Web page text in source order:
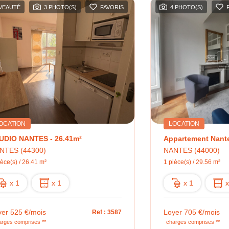
3 PHOTO(S) FAVORIS
NANTES - 26.41m²
(44300)
/ 26.41 m²
x 1 x 1
525 €/mois
comprises **
Ref : 3587
4 PHOTO(S)
LOCATION
NANTES (44000)
1 pièce(s) / 29.56 m²
x 1
Loyer 705 €/mois
charges comprises **